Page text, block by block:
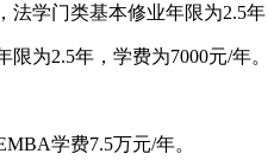
学门类基本修业年限为2.5年
为2.5年，学费为7000元/年。
学费7.5万元/年。